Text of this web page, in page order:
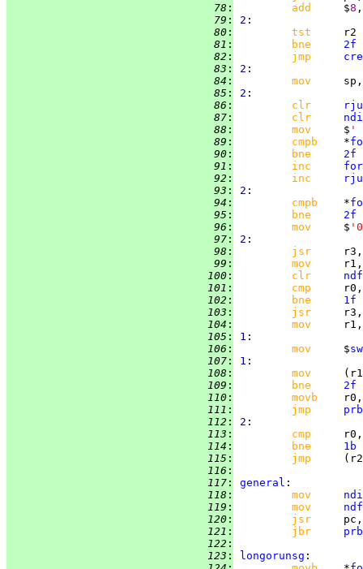
  78
: add $8
  79
: 2
  80
: tst
  81
: bne 2f
  82
: jmp
  83
: 2
  84
:
mov
  85
: 2
  86
: clr
  87
: clr
  88
: mov $ '
  89
: cmpb *
  90
: bne 2f
  91
: inc
  92
: inc
  93
: 2
  94
: cmpb *
  95
: bne 2f
  96
: mov $ '0
  97
: 2
  98
: jsr
r3,
  99
: mov
r1,
100 : clr
101 : cmp
102 : bne 1f
103 : jsr
r3,
104 : mov
r1,
105 : 1
106 : mov $
107 : 1
108 :
mov
109 : bne 2f
110 :
movb
111 : jmp
112 : 2
113 :
cmp
114 : bne 1b
115 :
jmp
116 :
117 : general
118 : mov
119 : mov
120 : jsr pc,
121 : jbr
122 :
123 : longorunsg